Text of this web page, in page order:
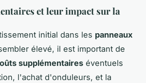
et leur impact sur la
initial dans les panneaux
élevé, il est important de
supplémentaires éventuels
l'achat d'onduleurs, et la